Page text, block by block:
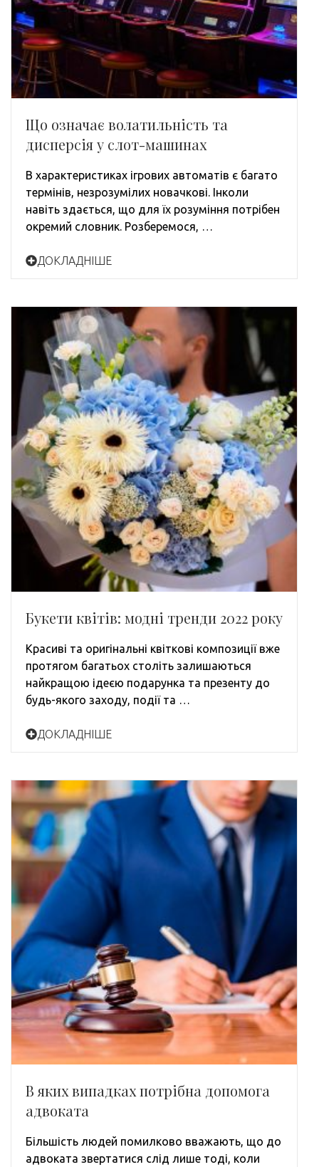
Що означає волатильність та
дисперсія у слот-машинах
В характеристиках ігрових автоматів є багато
термінів, незрозумілих новачкові. Інколи
навіть здається, що для їх розуміння потрібен
окремий словник. Розберемося, …
ДОКЛАДНІШЕ
Букети квітів: модні тренди 2022 року
Красиві та оригінальні квіткові композиції вже
протягом багатьох століть залишаються
найкращою ідеєю подарунка та презенту до
будь-якого заходу, події та …
ДОКЛАДНІШЕ
В яких випадках потрібна допомога
адвоката
Більшість людей помилково вважають, що до
адвоката звертатися слід лише тоді, коли